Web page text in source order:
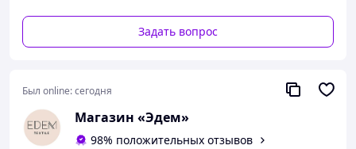
Задать вопрос
Был online:сегодня
Магазин «Эдем»
98% положительных отзывов